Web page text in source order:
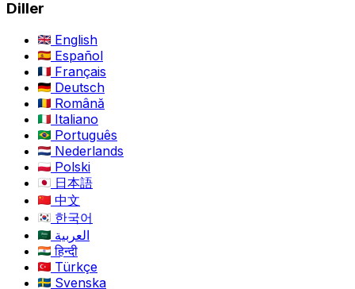
Diller
English
Español
Français
Deutsch
Română
Italiano
Português
Nederlands
Polski
日本語
中文
한국어
العربية
हिन्दी
Türkçe
Svenska